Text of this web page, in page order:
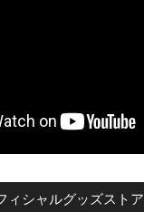
ィシャルグッズストア